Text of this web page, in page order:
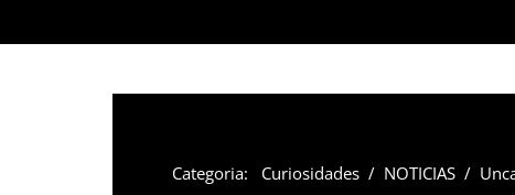
Categoria: Curiosidades / NOTICIAS /